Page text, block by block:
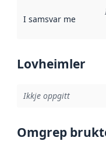
I samsvar med
Lovheimler
Ikkje oppgitt
Omgrep